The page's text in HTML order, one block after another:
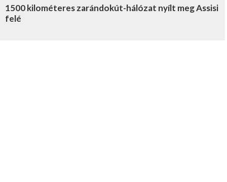
1500 kilométeres zarándokút-hálózat nyílt meg Assisi
felé